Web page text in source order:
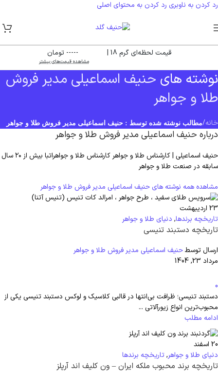
رد کردن به ناوبری رد کردن به محتوای اصلی
قیمت لحظه‌ای گرم 18 | ----- تومان
مشاهده قیمت‌های بیشتر
نوشته های حنیف اسماعیلی مدیر فروش
طلا و جواهر
خانه/مطالب نوشته شده توسط : حنیف اسماعیلی مدیر فروش طلا و جواهر
درباره حنیف اسماعیلی مدیر فروش طلا و جواهر
حنیف اسماعیلی | کارشناس طلا و جواهر کارشناس طلا و جواهراتبا بیش از ۲۰ سال
سابقه در صنعت طلا و جواهر
مشاهده همه نوشته های حنیف اسماعیلی مدیر فروش طلا و جواهر
23 اردیبهشت
تاریخچه برندها, دنیای طلا و جواهر
تاریخچه دستبند تنیسی
ارسال توسطحنیف اسماعیلی مدیر فروش طلا و جواهر
مرداد 23, 1404
0
دستبند تنیسی؛ ظرافت بی‌انتها در قالبی کلاسیک و لوکس دستبند تنیسی یکی از
محبوب‌ترین انواع زیورآلاتی ...
ادامه مطلب
20 اسفند
دنیای طلا و جواهر,تاریخچه برندها
تاریخچه برند محبوب ملکه ایران – ون کلیف اند آرپلز